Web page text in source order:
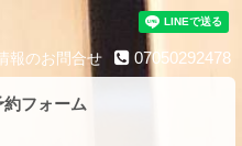
報のお問合せ 07050292478
フォーム